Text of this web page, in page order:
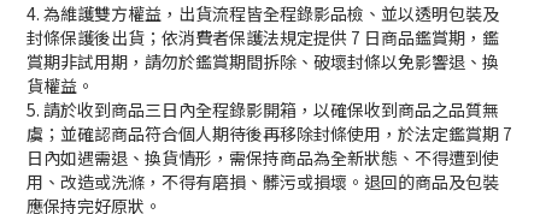
4. 為維護雙方權益，出貨流程皆全程錄影品檢、並以透明包裝及
封條保護後出貨；依消費者保護法規定提供 7 日商品鑑賞期，鑑
賞期非試用期，請勿於鑑賞期間拆除、破壞封條以免影響退、換
貨權益。
5. 請於收到商品三日內全程錄影開箱，以確保收到商品之品質無
虞；並確認商品符合個人期待後再移除封條使用，於法定鑑賞期 7
日內如遇需退、換貨情形，需保持商品為全新狀態、不得遭到使
用、改造或洗滌，不得有磨損、髒污或損壞。退回的商品及包裝
應保持完好原狀。